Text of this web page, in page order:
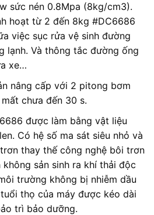
sức nén 0.8Mpa (8kg/cm3).
hoạt từ 2 đến 8kg #DC6686
việc sục rửa vệ sinh đường
lạnh. Và thông tắc đường ống
xe…
nâng cấp với 2 pitong bơm
chưa đến 30 s.
được làm bằng vật liệu
Có hệ số ma sát siêu nhỏ và
thay thế công nghệ bôi trơn
không sản sinh ra khí thải độc
trường không bị nhiễm dầu
thọ của máy được kéo dài
trì bảo dưỡng.